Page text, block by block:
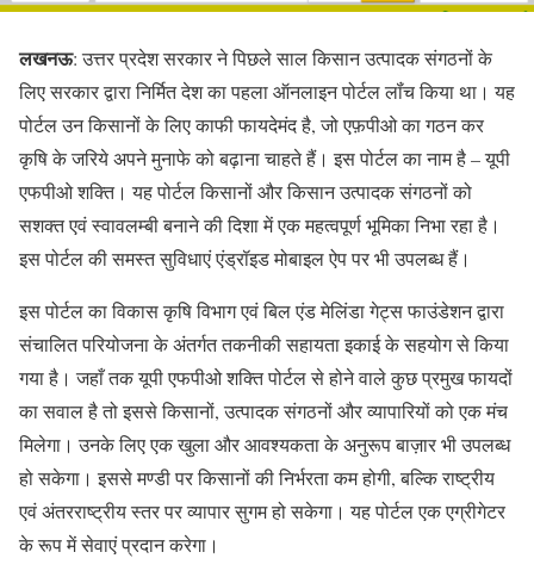
लखनऊ: उत्तर प्रदेश सरकार ने पिछले साल किसान उत्पादक संगठनों के
लिए सरकार द्वारा निर्मित देश का पहला ऑनलाइन पोर्टल लॉंच किया था। यह
पोर्टल उन किसानों के लिए काफी फायदेमंद है, जो एफ़पीओ का गठन कर
कृषि के जरिये अपने मुनाफे को बढ़ाना चाहते हैं। इस पोर्टल का नाम है – यूपी
एफपीओ शक्ति। यह पोर्टल किसानों और किसान उत्पादक संगठनों को
सशक्त एवं स्वावलम्बी बनाने की दिशा में एक महत्वपूर्ण भूमिका निभा रहा है।
इस पोर्टल की समस्त सुविधाएं एंड्रॉइड मोबाइल ऐप पर भी उपलब्ध हैं।
इस पोर्टल का विकास कृषि विभाग एवं बिल एंड मेलिंडा गेट्स फाउंडेशन द्वारा
संचालित परियोजना के अंतर्गत तकनीकी सहायता इकाई के सहयोग से किया
गया है। जहाँ तक यूपी एफपीओ शक्ति पोर्टल से होने वाले कुछ प्रमुख फायदों
का सवाल है तो इससे किसानों, उत्पादक संगठनों और व्यापारियों को एक मंच
मिलेगा। उनके लिए एक खुला और आवश्यकता के अनुरूप बाज़ार भी उपलब्ध
हो सकेगा। इससे मण्डी पर किसानों की निर्भरता कम होगी, बल्कि राष्ट्रीय
एवं अंतरराष्ट्रीय स्तर पर व्यापार सुगम हो सकेगा। यह पोर्टल एक एग्रीगेटर
के रूप में सेवाएं प्रदान करेगा।